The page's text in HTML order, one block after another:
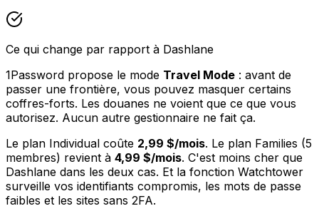
Ce qui change par rapport à Dashlane
1Password propose le mode Travel Mode : avant de
passer une frontière, vous pouvez masquer certains
coffres-forts. Les douanes ne voient que ce que vous
autorisez. Aucun autre gestionnaire ne fait ça.
Le plan Individual coûte 2,99 $/mois. Le plan Families (5
membres) revient à 4,99 $/mois. C'est moins cher que
Dashlane dans les deux cas. Et la fonction Watchtower
surveille vos identifiants compromis, les mots de passe
faibles et les sites sans 2FA.